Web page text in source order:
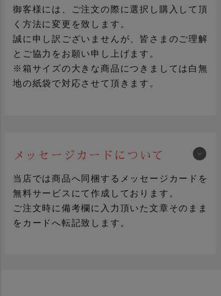
御客様には、ご注文の際に選択し購入して頂
く方法に変更を致します。
誠に申し訳ございませんが、皆さまのご理解
とご協力をお願い申し上げます。
※箱サイズの大きな商品につきましては白無
地の紙袋で対応させて頂きます。
メッセージカードについて
当店では商品へ同梱するメッセージカードを
無料サービスにて作成しております。
ご注文時に備考欄に入力頂いた文章そのまま
をカードへ転記致します。